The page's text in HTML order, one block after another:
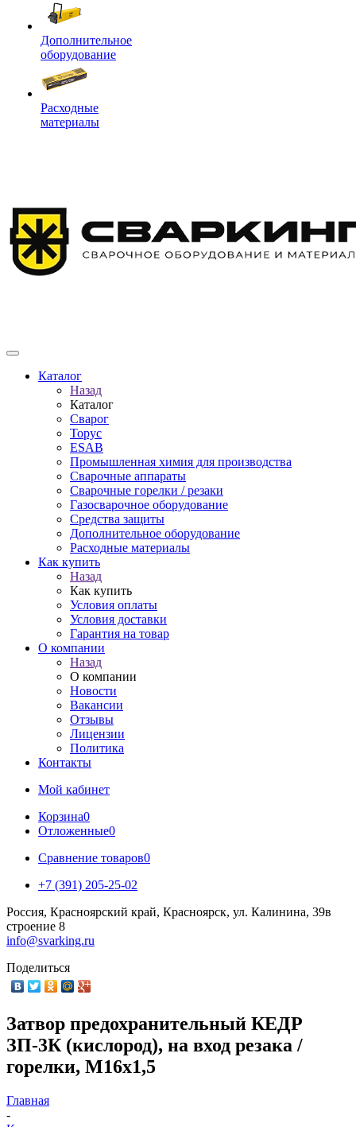
Дополнительное
оборудование
Расходные
материалы
Каталог
Назад
Каталог
Сварог
Торус
ESAB
Промышленная химия для производства
Сварочные аппараты
Сварочные горелки / резаки
Газосварочное оборудование
Средства защиты
Дополнительное оборудование
Расходные материалы
Как купить
Назад
Как купить
Условия оплаты
Условия доставки
Гарантия на товар
О компании
Назад
О компании
Новости
Вакансии
Отзывы
Лицензии
Политика
Контакты
Мой кабинет
Корзина0
Отложенные0
Сравнение товаров0
+7 (391) 205-25-02
Россия, Красноярский край, Красноярск, ул. Калинина, 39в
строение 8
info@svarking.ru
Поделиться
Затвор предохранительный КЕДР
ЗП-3К (кислород), на вход резака /
горелки, М16х1,5
Главная
-